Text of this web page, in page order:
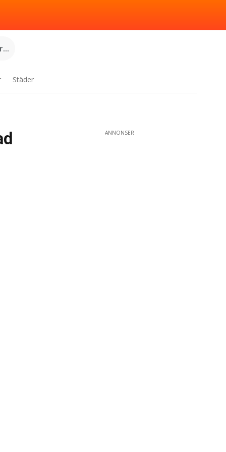
Städer
ANNONSER